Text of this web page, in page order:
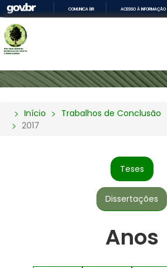
COMUNICA BR ACESSO À INFORMAÇÃO
Início Trabalhos de Conclusão
2017
Teses
Dissertações
Anos